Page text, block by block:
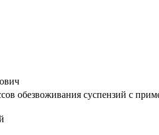
обезвоживания суспензий с